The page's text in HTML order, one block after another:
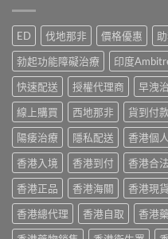
真
實
比
較
與
選
購
指
南〉
中
完
整
說
明
與
安
全
服
用
指
南〉
中
用
家
實
測
與
正
貨
購
買
指
南〉
中
鋼
評
價：
香
港
用
家
真
實
服
用
心
得
與
購
買
ED 伐地那非 價格優惠
勃起功能障礙治療
印度
快速配送
授權代理商 早洩
線上購買
西地那非 貨到付款
陽痿治療
隱私配送 香港個
香港入境
香港到付 香港合法
香港正品
香港海關 香港現貨
香港總代理
香港自取 香港